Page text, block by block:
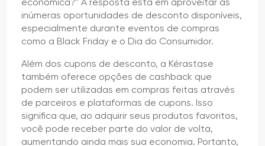
inúmeras oportunidades de desconto disponíveis,
especialmente durante eventos de compras
como a Black Friday e o Dia do Consumidor.
Além dos cupons de desconto, a Kérastase
também oferece opções de cashback que
podem ser utilizadas em compras feitas através
de parceiros e plataformas de cupons. Isso
significa que, ao adquirir seus produtos favoritos,
você pode receber parte do valor de volta,
aumentando ainda mais sua economia. Portanto,